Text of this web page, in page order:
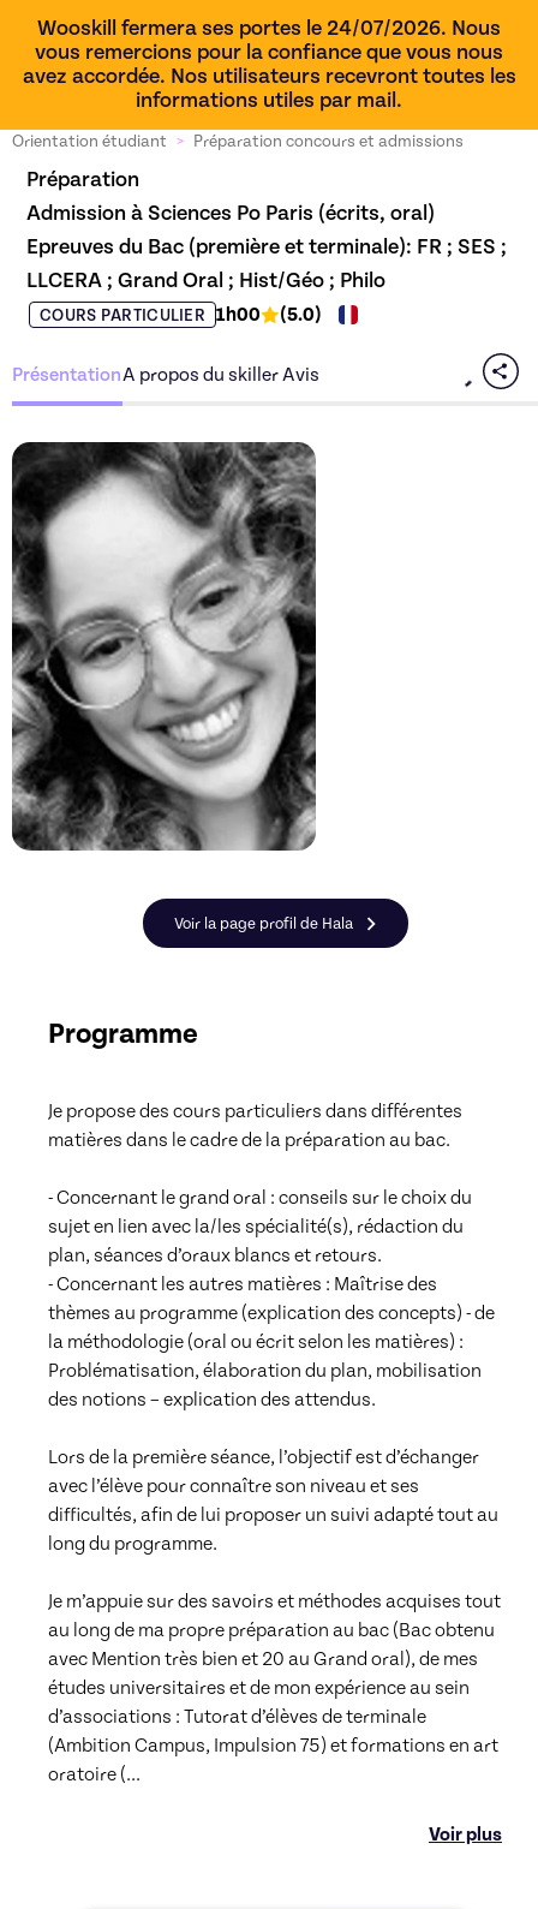
Wooskill fermera ses portes le 24/07/2026. Nous
vous remercions pour la confiance que vous nous
avez accordée. Nos utilisateurs recevront toutes les
informations utiles par mail.
Orientation étudiant > Préparation concours et admissions
Préparation
Admission à Sciences Po Paris (écrits, oral)
Epreuves du Bac (première et terminale): FR ; SES ;
LLCERA ; Grand Oral ; Hist/Géo ; Philo
COURS PARTICULIER 1h00 (5.0)
PrésentationA propos du skillerAvis
Voir la page profil de Hala
Programme
Je propose des cours particuliers dans différentes
matières dans le cadre de la préparation au bac.
- Concernant le grand oral : conseils sur le choix du
sujet en lien avec la/les spécialité(s), rédaction du
plan, séances d’oraux blancs et retours.
- Concernant les autres matières : Maîtrise des
thèmes au programme (explication des concepts) - de
la méthodologie (oral ou écrit selon les matières) :
Problématisation, élaboration du plan, mobilisation
des notions – explication des attendus.
Lors de la première séance, l’objectif est d’échanger
avec l’élève pour connaître son niveau et ses
difficultés, afin de lui proposer un suivi adapté tout au
long du programme.
Je m’appuie sur des savoirs et méthodes acquises tout
au long de ma propre préparation au bac (Bac obtenu
avec Mention très bien et 20 au Grand oral), de mes
études universitaires et de mon expérience au sein
d’associations : Tutorat d’élèves de terminale
(Ambition Campus, Impulsion 75) et formations en art
oratoire (...
Voir plus